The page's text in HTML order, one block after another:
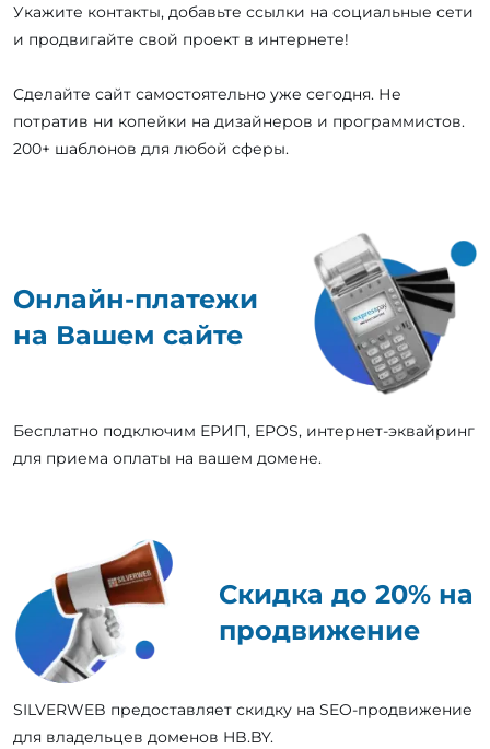
Укажите контакты, добавьте ссылки на социальные сети
и продвигайте свой проект в интернете!
Сделайте сайт самостоятельно уже сегодня. Не
потратив ни копейки на дизайнеров и программистов.
200+ шаблонов для любой сферы.
Онлайн-платежи
на Вашем сайте
Бесплатно подключим ЕРИП, EPOS, интернет-эквайринг
для приема оплаты на вашем домене.
Скидка до 20% на
продвижение
SILVERWEB предоставляет скидку на SEO-продвижение
для владельцев доменов HB.BY.